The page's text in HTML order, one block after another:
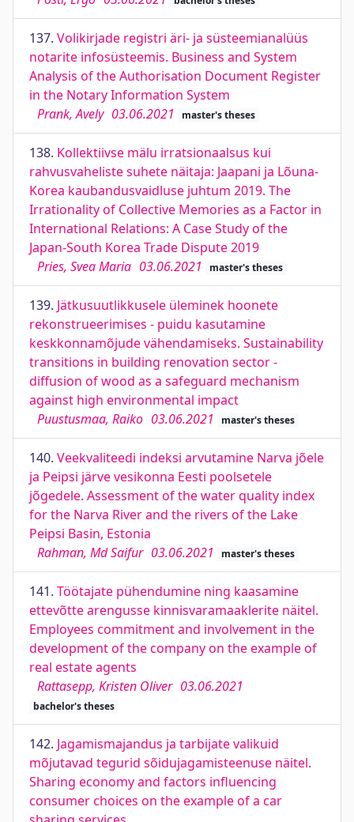
137. Volikirjade registri äri- ja süsteemianalüüs
notarite infosüsteemis. Business and System
Analysis of the Authorisation Document Register
in the Notary Information System
Prank, Avely 03.06.2021 master's theses
138. Kollektiivse mälu irratsionaalsus kui
rahvusvaheliste suhete näitaja: Jaapani ja Lõuna-
Korea kaubandusvaidluse juhtum 2019. The
Irrationality of Collective Memories as a Factor in
International Relations: A Case Study of the
Japan-South Korea Trade Dispute 2019
Pries, Svea Maria 03.06.2021 master's theses
139. Jätkusuutlikkusele üleminek hoonete
rekonstrueerimises - puidu kasutamine
keskkonnamõjude vähendamiseks. Sustainability
transitions in building renovation sector -
diffusion of wood as a safeguard mechanism
against high environmental impact
Puustusmaa, Raiko 03.06.2021 master's theses
140. Veekvaliteedi indeksi arvutamine Narva jõele
ja Peipsi järve vesikonna Eesti poolsetele
jõgedele. Assessment of the water quality index
for the Narva River and the rivers of the Lake
Peipsi Basin, Estonia
Rahman, Md Saifur 03.06.2021 master's theses
141. Töötajate pühendumine ning kaasamine
ettevõtte arengusse kinnisvaramaaklerite näitel.
Employees commitment and involvement in the
development of the company on the example of
real estate agents
Rattasepp, Kristen Oliver 03.06.2021
bachelor's theses
142. Jagamismajandus ja tarbijate valikuid
mõjutavad tegurid sõidujagamisteenuse näitel.
Sharing economy and factors influencing
consumer choices on the example of a car